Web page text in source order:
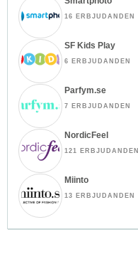
16 ERBJUDANDEN
SF Kids Play
6 ERBJUDANDEN
Parfym.se
7 ERBJUDANDEN
NordicFeel
121 ERBJUDANDEN
Miinto
13 ERBJUDANDEN